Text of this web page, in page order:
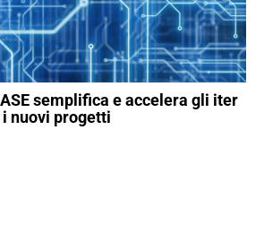
semplifica e accelera gli iter
nuovi progetti